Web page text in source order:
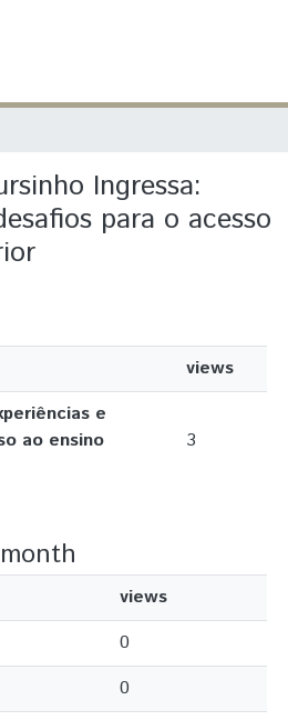
Ingressa:
para o acesso
views
e
ao ensino
3
views
0
0